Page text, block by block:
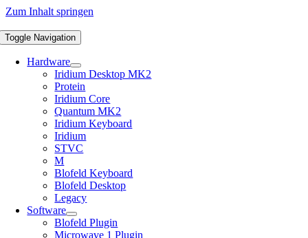
Zum Inhalt springen
Toggle Navigation
Hardware
Iridium Desktop MK2
Protein
Iridium Core
Quantum MK2
Iridium Keyboard
Iridium
STVC
M
Blofeld Keyboard
Blofeld Desktop
Legacy
Software
Blofeld Plugin
Microwave 1 Plugin